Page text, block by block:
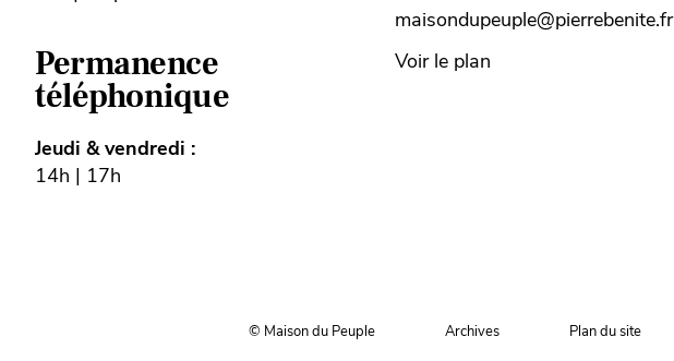
Permanence
téléphonique
Jeudi & vendredi :
14h | 17h
maisondupeuple@pierrebenite.fr
Voir le plan
© Maison du Peuple Archives Plan du site